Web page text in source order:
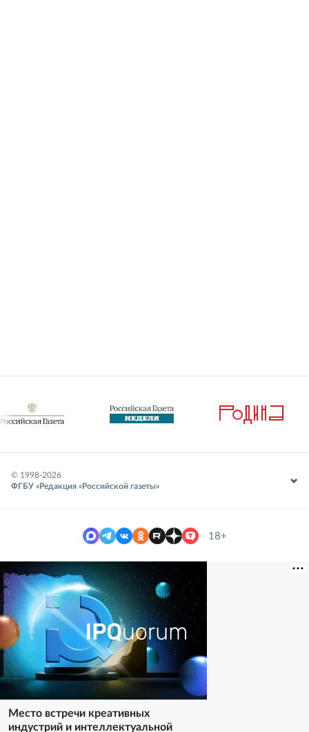
© 1998-2026
ФГБУ «Редакция «Российской газеты»
18+
Место встречи креативных
индустрий и интеллектуальной